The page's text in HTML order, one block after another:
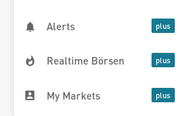
Alerts
Realtime Börsen
My Markets